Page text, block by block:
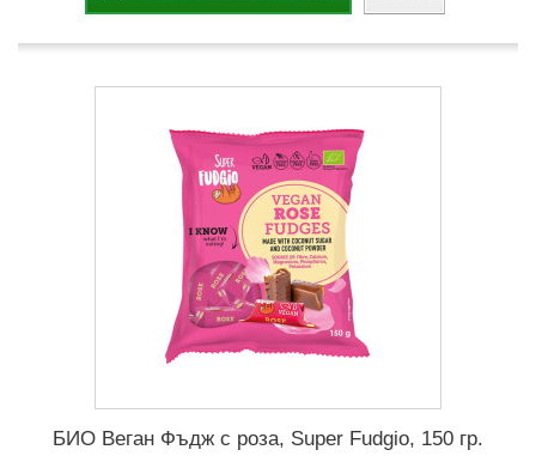
БИО Веган Фъдж с роза, Super Fudgio, 150 гр.